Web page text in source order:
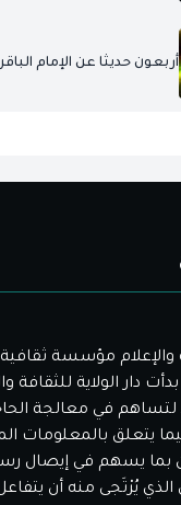
أربعون حديثا عن الإمام
والإعلام مؤسسة
دار الولاية للثقافة
1992م/1413هـ لتساهم في
يتعلق بالمعلومات
بما يسهم في إيصال
الذي يُرْتَجى منه أن